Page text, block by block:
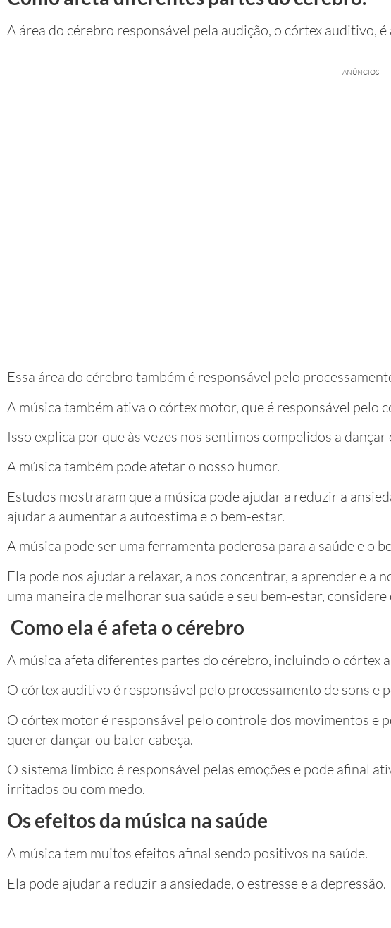
A área do cérebro responsável pela audição, o córtex auditivo,
ANÚNCIOS
Essa área do cérebro também é responsável pelo
A música também ativa o córtex motor, que é responsável pelo
Isso explica por que às vezes nos sentimos compelidos a
A música também pode afetar o nosso humor.
Estudos mostraram que a música pode ajudar a reduzir a
ajudar a aumentar a autoestima e o bem-estar.
A música pode ser uma ferramenta poderosa para a saúde e o
Ela pode nos ajudar a relaxar, a nos concentrar, a aprender e a
uma maneira de melhorar sua saúde e seu bem-estar,
Como ela é afeta o cérebro
A música afeta diferentes partes do cérebro, incluindo o córtex
O córtex auditivo é responsável pelo processamento de sons e
O córtex motor é responsável pelo controle dos movimentos e
querer dançar ou bater cabeça.
O sistema límbico é responsável pelas emoções e pode afinal
irritados ou com medo.
Os efeitos da música na saúde
A música tem muitos efeitos afinal sendo positivos na saúde.
Ela pode ajudar a reduzir a ansiedade, o estresse e a depressão.